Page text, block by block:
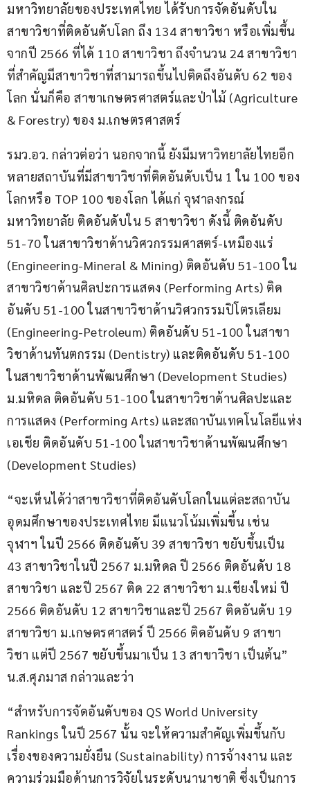
มหาวิทยาลัยของประเทศไทย ได้รับการจัดอันดับใน
สาขาวิชาที่ติดอันดับโลก ถึง 134 สาขาวิชา หรือเพิ่มขึ้น
จากปี 2566 ที่ได้ 110 สาขาวิชา ถึงจำนวน 24 สาขาวิชา
ที่สำคัญมีสาขาวิชาที่สามารถขึ้นไปติดถึงอันดับ 62 ของ
โลก นั่นก็คือ สาขาเกษตรศาสตร์และป่าไม้ (Agriculture
& Forestry) ของ ม.เกษตรศาสตร์
รมว.อว. กล่าวต่อว่า นอกจากนี้ ยังมีมหาวิทยาลัยไทยอีก
หลายสถาบันที่มีสาขาวิชาที่ติดอันดับเป็น 1 ใน 100 ของ
โลกหรือ TOP 100 ของโลก ได้แก่ จุฬาลงกรณ์
มหาวิทยาลัย ติดอันดับใน 5 สาขาวิชา ดังนี้ ติดอันดับ
51-70 ในสาขาวิชาด้านวิศวกรรมศาสตร์-เหมืองแร่
(Engineering-Mineral & Mining) ติดอันดับ 51-100 ใน
สาขาวิชาด้านศิลปะการแสดง (Performing Arts) ติด
อันดับ 51-100 ในสาขาวิชาด้านวิศวกรรมปิโตรเลียม
(Engineering-Petroleum) ติดอันดับ 51-100 ในสาขา
วิชาด้านทันตกรรม (Dentistry) และติดอันดับ 51-100
ในสาขาวิชาด้านพัฒนศึกษา (Development Studies)
ม.มหิดล ติดอันดับ 51-100 ในสาขาวิชาด้านศิลปะและ
การแสดง (Performing Arts) และสถาบันเทคโนโลยีแห่ง
เอเชีย ติดอันดับ 51-100 ในสาขาวิชาด้านพัฒนศึกษา
(Development Studies)
“จะเห็นได้ว่าสาขาวิชาที่ติดอันดับโลกในแต่ละสถาบัน
อุดมศึกษาของประเทศไทย มีแนวโน้มเพิ่มขี้น เช่น
จุฬาฯ ในปี 2566 ติดอันดับ 39 สาขาวิชา ขยับขึ้นเป็น
43 สาขาวิชาในปี 2567 ม.มหิดล ปี 2566 ติดอันดับ 18
สาขาวิชา และปี 2567 ติด 22 สาขาวิชา ม.เชียงใหม่ ปี
2566 ติดอันดับ 12 สาขาวิชาและปี 2567 ติดอันดับ 19
สาขาวิชา ม.เกษตรศาสตร์ ปี 2566 ติดอันดับ 9 สาขา
วิชา แต่ปี 2567 ขยับขึ้นมาเป็น 13 สาขาวิชา เป็นต้น”
น.ส.ศุภมาส กล่าวและว่า
“สำหรับการจัดอันดับของ QS World University
Rankings ในปี 2567 นั้น จะให้ความสำคัญเพิ่มขึ้นกับ
เรื่องของความยั่งยืน (Sustainability) การจ้างงาน และ
ความร่วมมือด้านการวิจัยในระดับนานาชาติ ซึ่งเป็นการ